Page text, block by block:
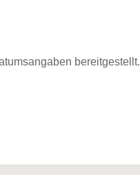
bereitgestellt.